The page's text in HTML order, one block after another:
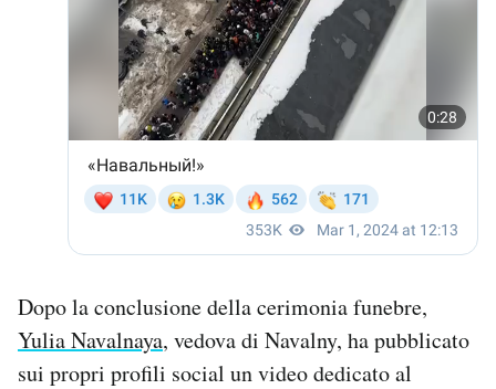
Dopo la conclusione della cerimonia funebre,
Yulia Navalnaya, vedova di Navalny, ha pubblicato
sui propri profili social un video dedicato al